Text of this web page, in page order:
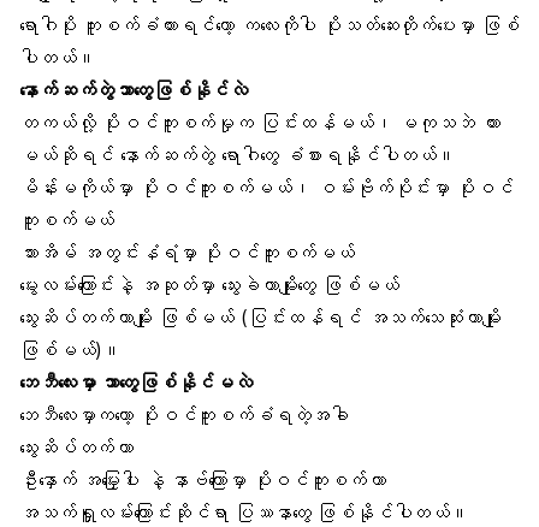
ရောဂါပိုး ကူးစက်ခံထားရင်တော့ ကလေးကိုပါ ပိုးသတ်ဆေးတိုက်ပေးမှာ ဖြစ်
ပါတယ်။
နောက်ဆက်တွဲဘာတွေဖြစ်နိုင်လဲ
တကယ်လို့ ပိုးဝင်ကူးစက်မှုက ပြင်းထန်မယ်၊ မကုသဘဲ ထား
မယ်ဆိုရင် နောက်ဆက်တွဲ ရောဂါတွေ ခံစားရနိုင်ပါတယ်။
မိန်းမကိုယ်မှာ ပိုးဝင်ကူးစက်မယ်၊ ဝမ်းဗိုက်ပိုင်းမှာ ပိုးဝင်
ကူးစက်မယ်
သားအိမ် အတွင်းနံရံမှာ ပိုးဝင်ကူးစက်မယ်
မွေးလမ်းကြောင်း နဲ့ အဆုတ်မှာ သွေးခဲတာမျိုးတွေ ဖြစ်မယ်
သွေးဆိပ်တက်တာမျိုး ဖြစ်မယ် (ပြင်းထန်ရင် အသက်သေဆုံးတာမျိုး
ဖြစ်မယ်)။
ဘေဘီလေးမှာ ဘာတွေဖြစ်နိုင်မလဲ
ဘေဘီလေးမှာကတော့ ပိုးဝင်ကူးစက်ခံရတဲ့အခါ
သွေးဆိပ်တက်တာ
ဦးနှောက် အမြှေးပါး နဲ့ နာဗ်ကြောမှာ ပိုးဝင်ကူးစက်တာ
အသက်ရှူလမ်းကြောင်း ဆိုင်ရာ ပြဿနာတွေ ဖြစ်နိုင်ပါတယ်။